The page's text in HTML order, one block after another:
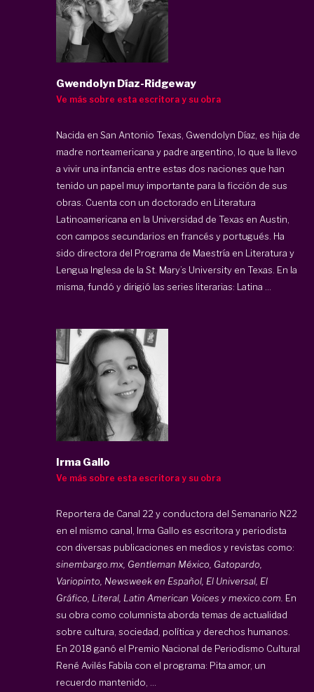
Gwendolyn Díaz-Ridgeway
Ve más sobre esta escritora y su obra
Nacida en San Antonio Texas, Gwendolyn Díaz, es hija de
madre norteamericana y padre argentino, lo que la llevo
a vivir una infancia entre estas dos naciones que han
tenido un papel muy importante para la ficción de sus
obras. Cuenta con un doctorado en Literatura
Latinoamericana en la Universidad de Texas en Austin,
con campos secundarios en francés y portugués. Ha
sido directora del Programa de Maestría en Literatura y
Lengua Inglesa de la St. Mary’s University en Texas. En la
misma, fundó y dirigió las series literarias: Latina ...
Irma Gallo
Ve más sobre esta escritora y su obra
Reportera de Canal 22 y conductora del Semanario N22
en el mismo canal, Irma Gallo es escritora y periodista
con diversas publicaciones en medios y revistas como:
sinembargo.mx, Gentleman México, Gatopardo,
Variopinto, Newsweek en Español, El Universal, El
Gráfico, Literal, Latin American Voices y mexico.com. En
su obra como columnista aborda temas de actualidad
sobre cultura, sociedad, política y derechos humanos.
En 2018 ganó el Premio Nacional de Periodismo Cultural
René Avilés Fabila con el programa: Pita amor, un
recuerdo mantenido, ...